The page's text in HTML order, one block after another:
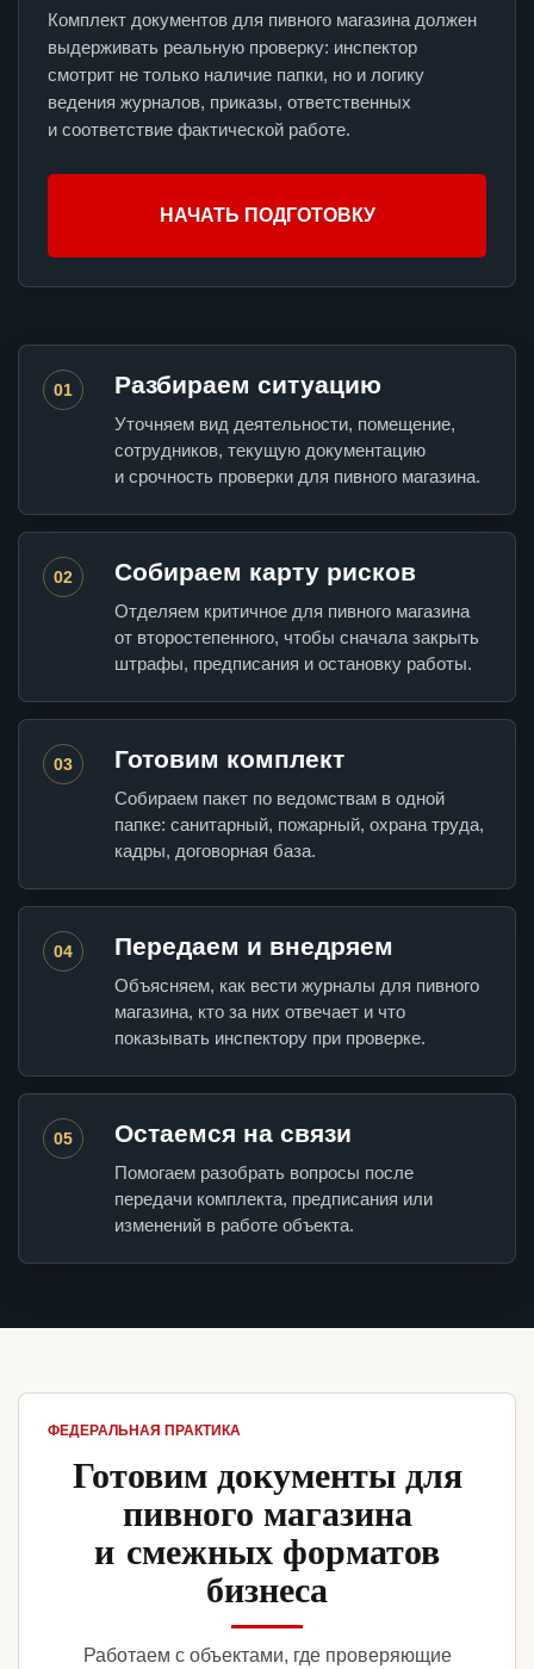
Комплект документов для пивного магазина должен
выдерживать реальную проверку: инспектор
смотрит не только наличие папки, но и логику
ведения журналов, приказы, ответственных
и соответствие фактической работе.
НАЧАТЬ ПОДГОТОВКУ
01 Разбираем ситуацию
Уточняем вид деятельности, помещение,
сотрудников, текущую документацию
и срочность проверки для пивного магазина.
02 Собираем карту рисков
Отделяем критичное для пивного магазина
от второстепенного, чтобы сначала закрыть
штрафы, предписания и остановку работы.
03 Готовим комплект
Собираем пакет по ведомствам в одной
папке: санитарный, пожарный, охрана труда,
кадры, договорная база.
04 Передаем и внедряем
Объясняем, как вести журналы для пивного
магазина, кто за них отвечает и что
показывать инспектору при проверке.
05 Остаемся на связи
Помогаем разобрать вопросы после
передачи комплекта, предписания или
изменений в работе объекта.
ФЕДЕРАЛЬНАЯ ПРАКТИКА
Готовим документы для
пивного магазина
и смежных форматов
бизнеса
Работаем с объектами, где проверяющие